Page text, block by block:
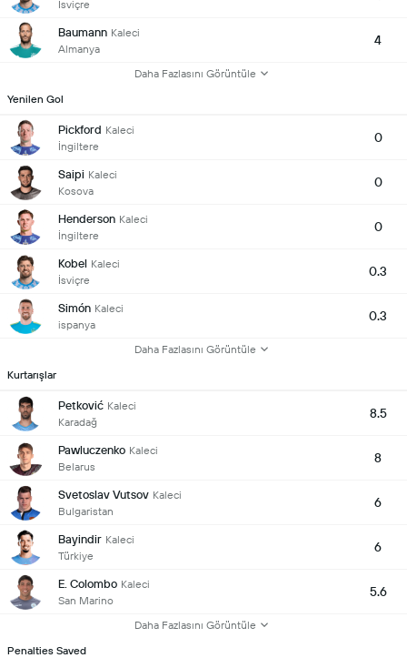
İsviçre
Baumann Kaleci
Almanya
4
Daha Fazlasını Görüntüle
Yenilen Gol
Pickford Kaleci
İngiltere
0
Saipi Kaleci
Kosova
0
Henderson Kaleci
İngiltere
0
Kobel Kaleci
İsviçre
0.3
Simón Kaleci
ispanya
0.3
Daha Fazlasını Görüntüle
Kurtarışlar
Petković Kaleci
Karadağ
8.5
Pawluczenko Kaleci
Belarus
8
Svetoslav Vutsov Kaleci
Bulgaristan
6
Bayindir Kaleci
Türkiye
6
E. Colombo Kaleci
San Marino
5.6
Daha Fazlasını Görüntüle
Penalties Saved